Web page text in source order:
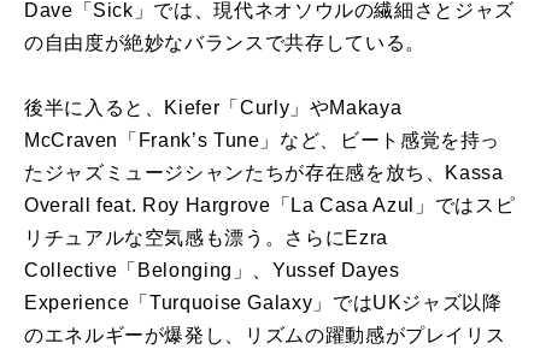
Dave「Sick」では、現代ネオソウルの繊細さとジャズ
の自由度が絶妙なバランスで共存している。
後半に入ると、Kiefer「Curly」やMakaya
McCraven「Frank’s Tune」など、ビート感覚を持っ
たジャズミュージシャンたちが存在感を放ち、Kassa
Overall feat. Roy Hargrove「La Casa Azul」ではスピ
リチュアルな空気感も漂う。さらにEzra
Collective「Belonging」、Yussef Dayes
Experience「Turquoise Galaxy」ではUKジャズ以降
のエネルギーが爆発し、リズムの躍動感がプレイリス